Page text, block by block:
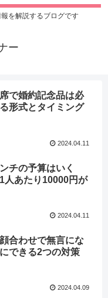
を解説するブログです
ー
で婚約記念品は必
形式とタイミング
2024.04.11
チの予算はいく
人あたり10000円が
2024.04.11
合わせで無言にな
できる2つの対策
2024.04.09